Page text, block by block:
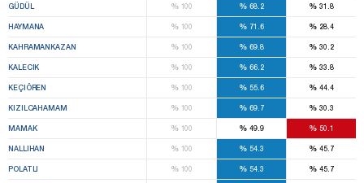
GÜDÜL %100 % 68.2 % 31.8
HAYMANA %100 % 71.6 % 28.4
KAHRAMANKAZAN %100 % 69.8 % 30.2
KALECIK %100 % 66.2 % 33.8
KEÇIÖREN %100 % 55.6 % 44.4
KIZILCAHAMAM %100 % 69.7 % 30.3
MAMAK %100 % 49.9 % 50.1
NALLIHAN %100 % 54.3 % 45.7
POLATLI %100 % 54.3 % 45.7